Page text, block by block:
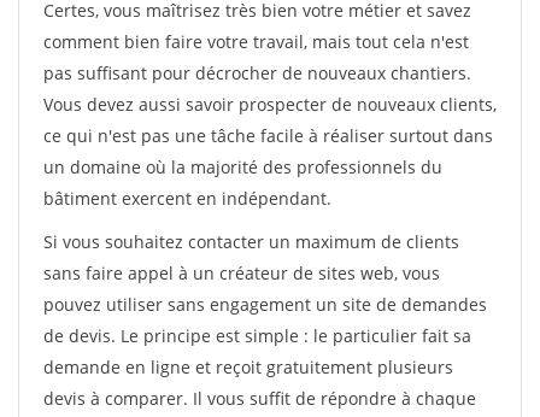
Certes, vous maîtrisez très bien votre métier et savez
comment bien faire votre travail, mais tout cela n'est
pas suffisant pour décrocher de nouveaux chantiers.
Vous devez aussi savoir prospecter de nouveaux clients,
ce qui n'est pas une tâche facile à réaliser surtout dans
un domaine où la majorité des professionnels du
bâtiment exercent en indépendant.
Si vous souhaitez contacter un maximum de clients
sans faire appel à un créateur de sites web, vous
pouvez utiliser sans engagement un site de demandes
de devis. Le principe est simple : le particulier fait sa
demande en ligne et reçoit gratuitement plusieurs
devis à comparer. Il vous suffit de répondre à chaque